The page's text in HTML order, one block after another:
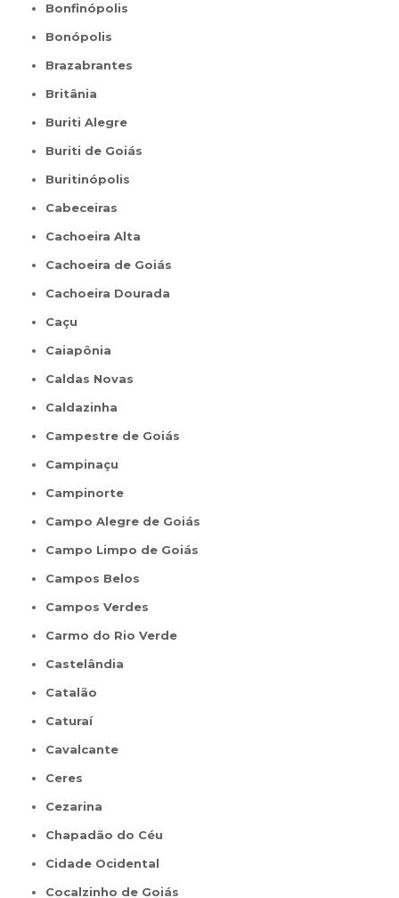
Bonfinópolis
Bonópolis
Brazabrantes
Britânia
Buriti Alegre
Buriti de Goiás
Buritinópolis
Cabeceiras
Cachoeira Alta
Cachoeira de Goiás
Cachoeira Dourada
Caçu
Caiapônia
Caldas Novas
Caldazinha
Campestre de Goiás
Campinaçu
Campinorte
Campo Alegre de Goiás
Campo Limpo de Goiás
Campos Belos
Campos Verdes
Carmo do Rio Verde
Castelândia
Catalão
Caturaí
Cavalcante
Ceres
Cezarina
Chapadão do Céu
Cidade Ocidental
Cocalzinho de Goiás